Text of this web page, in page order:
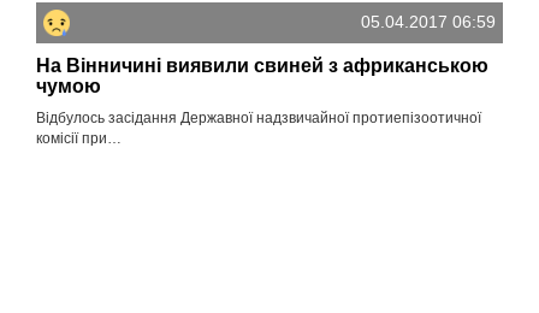
05.04.2017 06:59
На Вінничині виявили свиней з африканською
чумою
Відбулось засідання Державної надзвичайної протиепізоотичної
комісії при…